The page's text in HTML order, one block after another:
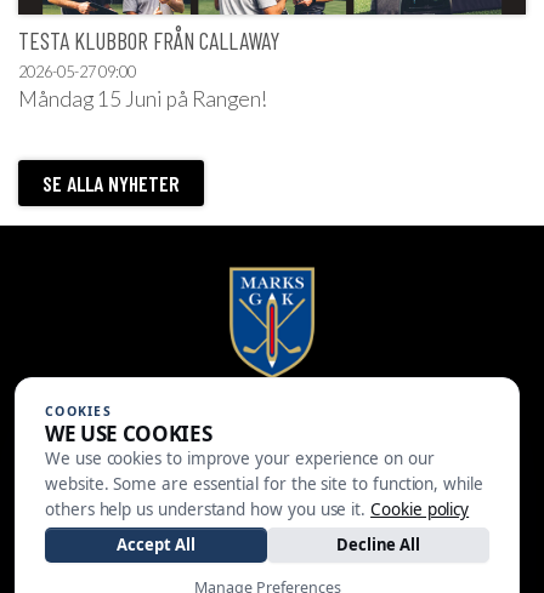
TESTA KLUBBOR FRÅN CALLAWAY
2026-05-2709:00
Måndag 15 Juni på Rangen!
SE ALLA NYHETER
Marks Golfklubb
Brättingstorpsv. 28
511 58 Kinna
0320-142 20
info@marksgk.se
COOKIES
WE USE COOKIES
We use cookies to improve your experience on our
website. Some are essential for the site to function, while
others help us understand how you use it. Cookie policy
Accept All
Decline All
Manage Preferences